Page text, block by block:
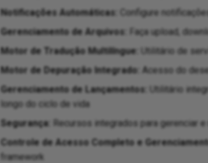
Notificações Automáticas:
Configure
Gerenciamento de Arquivos:
Faça upload,
Motor de Tradução Multilíngue:
Utilitário de
Motor de Depuração Integrado: Acesso do
Gerenciamento de Lançamentos:
Utilitário
longo do ciclo de vida
Segurança: Recursos integrados para gerenciar
Controle de Acesso Completo e
framework